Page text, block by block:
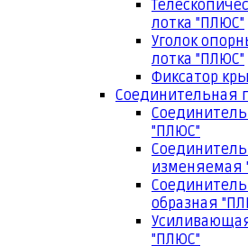
лотка "ПЛЮС"
Уголок
лотка "ПЛЮС"
Фиксатор
Соединительная
"ПЛЮС"
изменяемая
образная
"ПЛЮС"